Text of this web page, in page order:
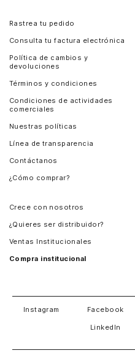
Rastrea tu pedido
Consulta tu factura electrónica
Política de cambios y
devoluciones
Términos y condiciones
Condiciones de actividades
comerciales
Nuestras políticas
Línea de transparencia
Contáctanos
¿Cómo comprar?
Crece con nosotros
¿Quieres ser distribuidor?
Ventas Institucionales
Compra institucional
Instagram Facebook
LinkedIn